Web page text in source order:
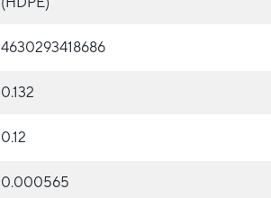
4630293418686
0.132
0.12
0.000565